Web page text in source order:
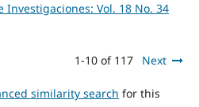
Investigaciones: Vol. 18 No. 34
1-10 of 117 Next
similarity search for this